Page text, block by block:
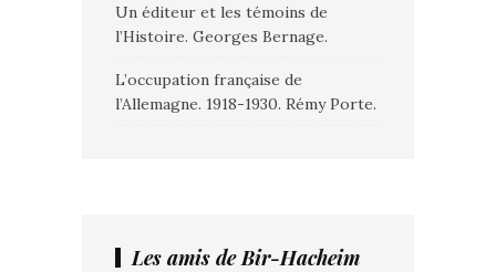
Un éditeur et les témoins de
l’Histoire. Georges Bernage.
L’occupation française de
l’Allemagne. 1918-1930. Rémy Porte.
Les amis de Bir-Hacheim